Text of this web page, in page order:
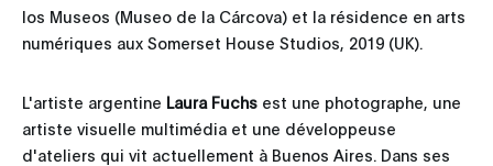
los Museos (Museo de la Cárcova) et la résidence en arts
numériques aux Somerset House Studios, 2019 (UK).
L'artiste argentine Laura Fuchs est une photographe, une
artiste visuelle multimédia et une développeuse
d'ateliers qui vit actuellement à Buenos Aires. Dans ses